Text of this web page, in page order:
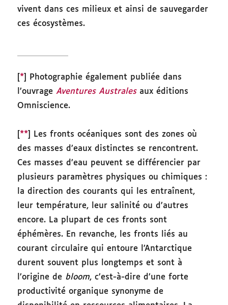
vivent dans ces milieux et ainsi de sauvegarder
ces écosystèmes.
* ] Photographie également publiée dans
l’ouvrageAventures Australesaux éditions
Omniscience.
** ] Les fronts océaniques sont des zones où
des masses d’eaux distinctes se rencontrent.
Ces masses d’eau peuvent se différencier par
plusieurs paramètres physiques ou chimiques :
la direction des courants qui les entraînent,
leur température, leur salinité ou d’autres
encore. La plupart de ces fronts sont
éphémères. En revanche, les fronts liés au
courant circulaire qui entoure l’Antarctique
durent souvent plus longtemps et sont à
l’origine de bloom, c’est-à-dire d’une forte
productivité organique synonyme de